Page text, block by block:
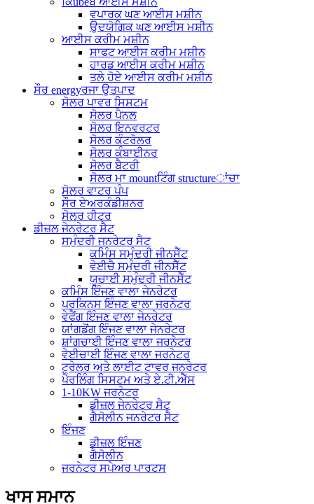
ਵਪਾਰਕ ਘਣ ਆਈਸ ਮਸ਼ੀਨ
ਉਦਯੋਗਿਕ ਘਣ ਆਈਸ ਮਸ਼ੀਨ
ਆਈਸ ਕਰੀਮ ਮਸ਼ੀਨ
ਸਾਫਟ ਆਈਸ ਕਰੀਮ ਮਸ਼ੀਨ
ਹਾਰਡ ਆਈਸ ਕਰੀਮ ਮਸ਼ੀਨ
ਤਲੇ ਹੋਏ ਆਈਸ ਕਰੀਮ ਮਸ਼ੀਨ
ਸੌਰ energyਰਜਾ ਉਤਪਾਦ
ਸੋਲਰ ਪਾਵਰ ਸਿਸਟਮ
ਸੋਲਰ ਪੈਨਲ
ਸੋਲਰ ਇਨਵਰਟਰ
ਸੋਲਰ ਕੰਟਰੋਲਰ
ਸੋਲਰ ਕੰਬਾਈਨਰ
ਸੋਲਰ ਬੈਟਰੀ
ਸੋਲਰ ਮਾ mountਟਿੰਗ structureਾਂਚਾ
ਸੋਲਰ ਵਾਟਰ ਪੰਪ
ਸੌਰ ਏਅਰਕੰਡੀਸ਼ਨਰ
ਸੋਲਰ ਹੀਟਰ
ਡੀਜ਼ਲ ਜੇਨਰੇਟਰ ਸੈਟ
ਸਮੁੰਦਰੀ ਜਨਰੇਟਰ ਸੈਟ
ਕਮਿੰਸ ਸਮੁੰਦਰੀ ਜੀਨਸੈੱਟ
ਵੇਈਚੈ ਸਮੁੰਦਰੀ ਜੀਨਸੈੱਟ
ਯੂਚਾਈ ਸਮੁੰਦਰੀ ਜੀਨਸੈੱਟ
ਕਮਿੰਸ ਇੰਜਣ ਵਾਲਾ ਜੇਨਰੇਟਰ
ਪਰਕਿਨਸ ਇੰਜਣ ਵਾਲਾ ਜਰਨੇਟਰ
ਵੇਫੈਂਗ ਇੰਜਣ ਵਾਲਾ ਜੇਨਰੇਟਰ
ਯਾਂਗਡੋਂਗ ਇੰਜਣ ਵਾਲਾ ਜੇਨਰੇਟਰ
ਸ਼ਾਂਗਚਾਈ ਇੰਜਣ ਵਾਲਾ ਜਰਨੇਟਰ
ਵੇਈਚਾਈ ਇੰਜਣ ਵਾਲਾ ਜਰਨੇਟਰ
ਟ੍ਰੇਲਰ ਅਤੇ ਲਾਈਟ ਟਾਵਰ ਜਨਰੇਟਰ
ਪੈਰਲਿੰਗ ਸਿਸਟਮ ਅਤੇ ਏ.ਟੀ.ਐੱਸ
1-10KW ਜਰਨੇਟਰ
ਡੀਜ਼ਲ ਜੇਨਰੇਟਰ ਸੈਟ
ਗੈਸੋਲੀਨ ਜਨਰੇਟਰ ਸੈਟ
ਇੰਜਣ
ਡੀਜ਼ਲ ਇੰਜਣ
ਗੈਸੋਲੀਨ
ਜਰਨੇਟਰ ਸਪੇਅਰ ਪਾਰਟਸ
ਖਾਸ ਸਮਾਨ